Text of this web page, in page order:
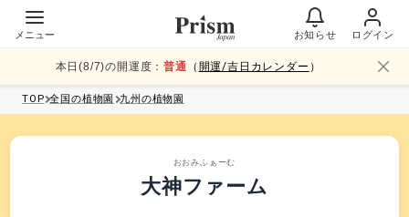
メニュー お知らせ ログイン
本日(8/7)の開運度：普通 （ 開運/吉日カレンダー ）
TOP 全国の植物園 九州 の植物園
おおみふぁーむ
大神ファーム